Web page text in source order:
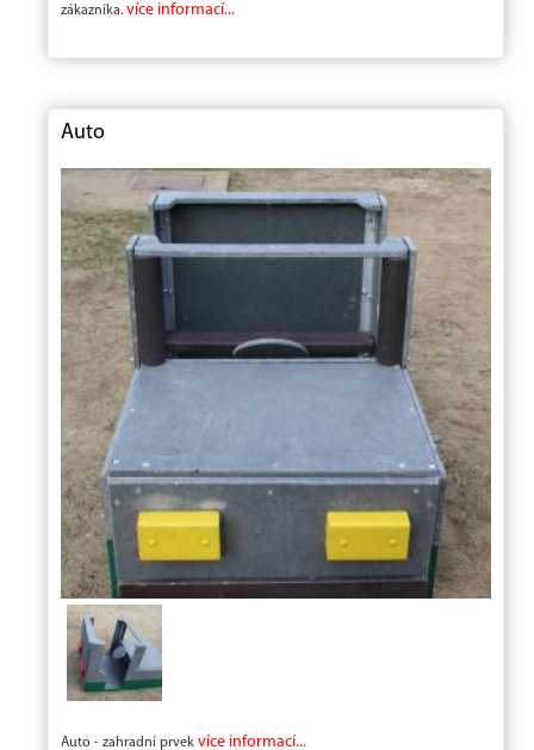
zákazníka. více informací...
Auto
Auto - zahradní prvek více informací...